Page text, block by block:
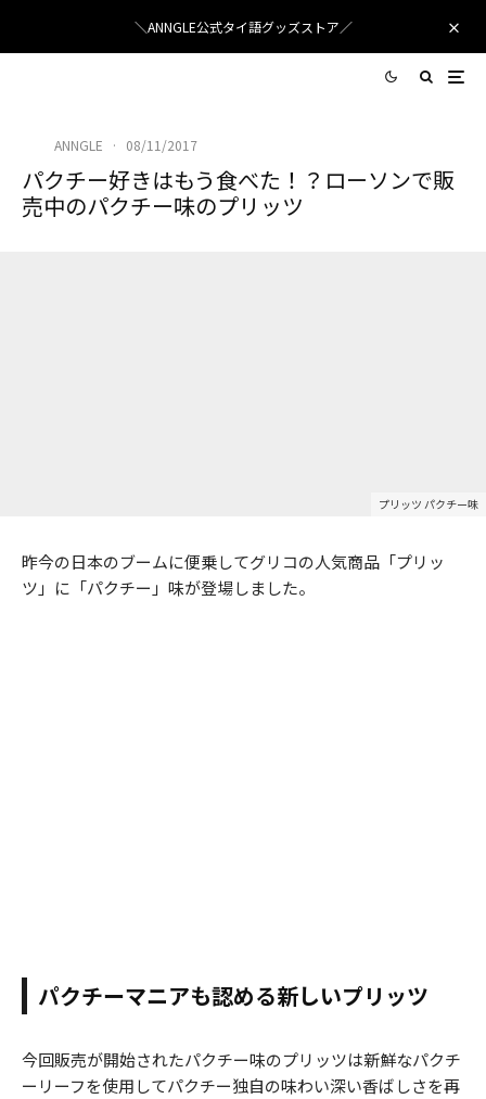
＼ANNGLE公式タイ語グッズストア／
ANNGLE · 08/11/2017
パクチー好きはもう食べた！？ローソンで販
売中のパクチー味のプリッツ
プリッツ パクチー味
昨今の日本のブームに便乗してグリコの人気商品「プリッ
ツ」に「パクチー」味が登場しました。
パクチーマニアも認める新しいプリッツ
今回販売が開始されたパクチー味のプリッツは新鮮なパクチ
ーリーフを使用してパクチー独自の味わい深い香ばしさを再